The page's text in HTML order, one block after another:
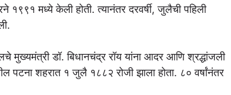
१९९१ मध्ये केली होती. त्यानंतर दरवर्षी, जुलैची पहिली
मुख्यमंत्री डॉ. बिधानचंद्र रॉय यांना आदर आणि श्रद्धांजली
पटना शहरात १ जुलै १८८२ रोजी झाला होता. ८० वर्षांनंतर